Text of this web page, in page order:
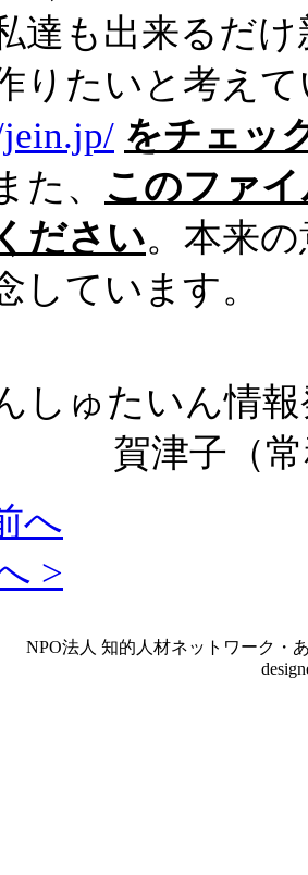
達も出来るだ
りたいと考え
をチェッ
た、
このファ
ださい。本来
しています。
しゅたいん情
賀津子（
へ
>
NPO法人 知的人材ネットワーク・